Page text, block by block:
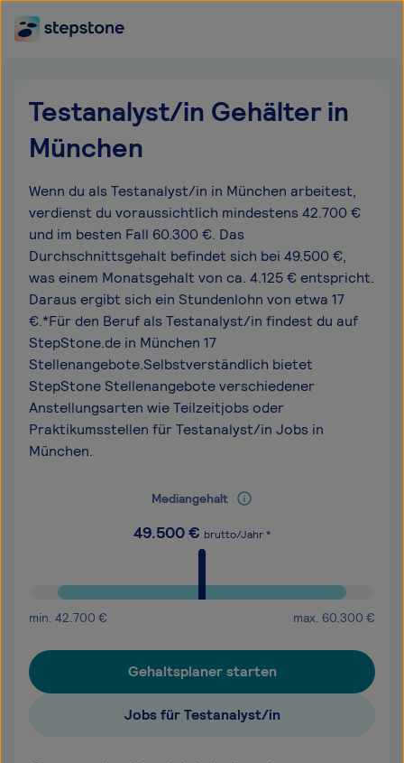
Testanalyst/in Gehälter in
München
Wenn du als Testanalyst/in in München arbeitest,
verdienst du voraussichtlich mindestens 42.700 €
und im besten Fall 60.300 €. Das
Durchschnittsgehalt befindet sich bei 49.500 €,
was einem Monatsgehalt von ca. 4.125 € entspricht.
Daraus ergibt sich ein Stundenlohn von etwa 17
€.*Für den Beruf als Testanalyst/in findest du auf
StepStone.de in München 17
Stellenangebote.Selbstverständlich bietet
StepStone Stellenangebote verschiedener
Anstellungsarten wie Teilzeitjobs oder
Praktikumsstellen für Testanalyst/in Jobs in
München.
Mediangehalt
49.500€ brutto/Jahr *
min. 42.700 € max. 60.300 €
Gehaltsplaner starten
Jobs für Testanalyst/in